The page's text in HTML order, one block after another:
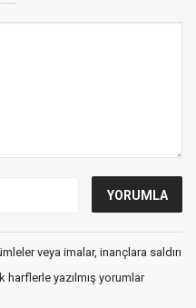
veya imalar, inançlara saldırı
harflerle yazılmış yorumlar